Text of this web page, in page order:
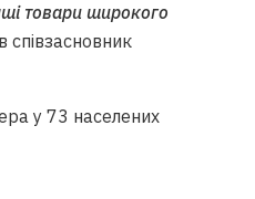
товари широкого
співзасновник
у 73 населених